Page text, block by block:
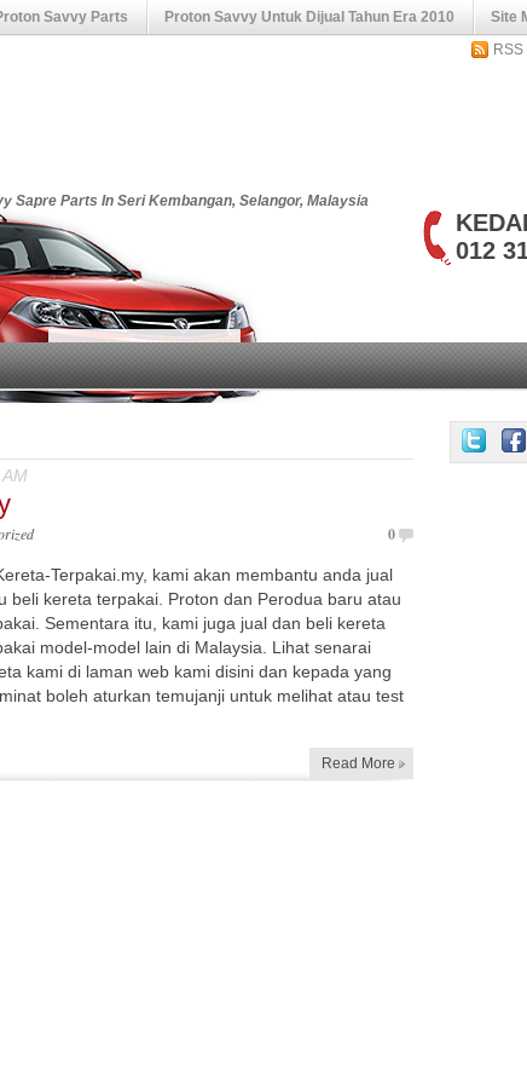
Savvy Parts Proton Savvy Untuk Dijual Tahun Era 2010
Site
RSS
Sapre Parts In Seri Kembangan, Selangor, Malaysia
012
0
Terpakai.my, kami akan membantu anda jual
beli kereta terpakai. Proton dan Perodua baru atau
Sementara itu, kami juga jual dan beli kereta
model-model lain di Malaysia. Lihat senarai
kami di laman web kami disini dan kepada yang
boleh aturkan temujanji untuk melihat atau test
Read More